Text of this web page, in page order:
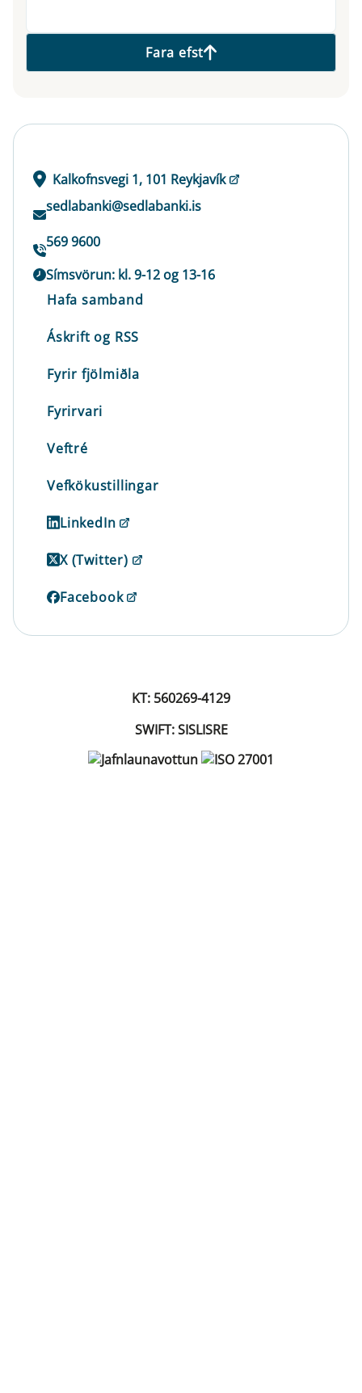
Fara efst
Kalkofnsvegi 1, 101 Reykjavík
sedlabanki@sedlabanki.is
569 9600
Símsvörun: kl. 9-12 og 13-16
Hafa samband
Áskrift og RSS
Fyrir fjölmiðla
Fyrirvari
Veftré
Vefkökustillingar
LinkedIn
X (Twitter)
Facebook
KT: 560269-4129
SWIFT: SISLISRE